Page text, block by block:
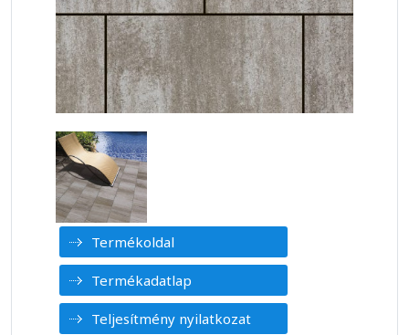
Termékoldal
Termékadatlap
Teljesítmény nyilatkozat